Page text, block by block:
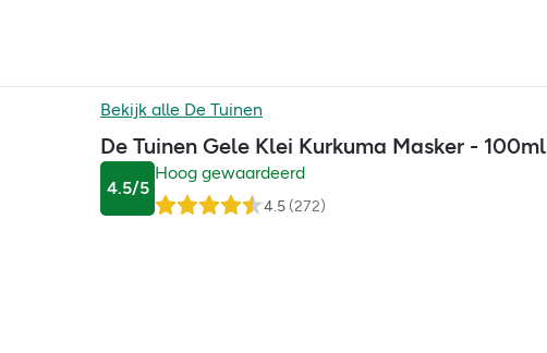
Bekijk alle De Tuinen
De Tuinen Gele Klei Kurkuma Masker - 100ml
4.5/5
Hoog gewaardeerd
4.5(272)